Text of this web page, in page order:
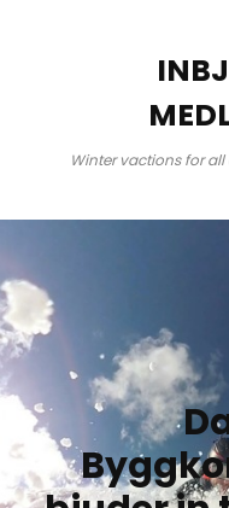
Winter vactions for